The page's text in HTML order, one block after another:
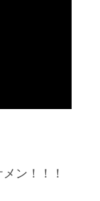
ン！！！